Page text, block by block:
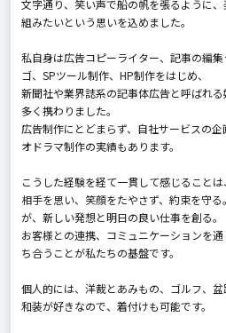
文字通り、笑い声で船の帆を張るように
組みたいという思いを込めました。
私自身は広告コピーライター、記事の編
ゴ、SPツール制作、HP制作をはじめ、
新聞社や業界誌系の記事体広告と呼ばれ
多く携わりました。
広告制作にとどまらず、自社サービスの
オドラマ制作の実績もあります。
こうした経験を経て一貫して感じることは
相手を思い、笑顔をたやさず、約束を守
が、新しい発想と明日の良い仕事を創る――。
お客様との連携、コミュニケーションを
ち合うことが私たちの基盤です。
個人的には、洋裁とあみもの、ゴルフ、盆
和装が好きなので、着付けも可能です。